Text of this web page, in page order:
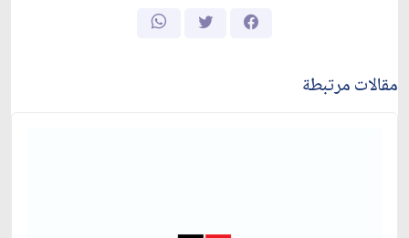
مقالات مرتبطة